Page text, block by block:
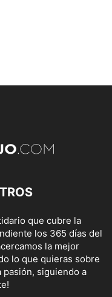
que cubre la
los 365 días del
la mejor
lo que quieras sobre
pasión, siguiendo a